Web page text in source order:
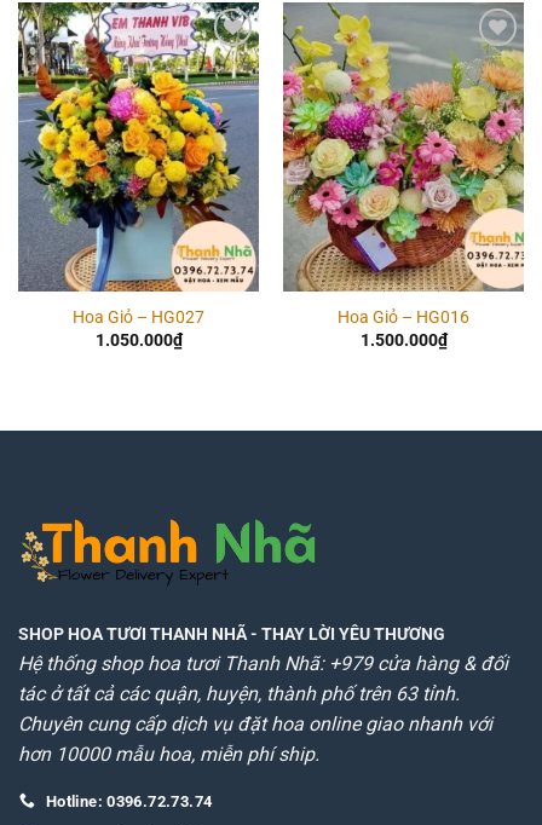
Add to
wishlist
Hoa Giỏ – HG027
1.050.000₫
Add to
wishlist
Hoa Giỏ – HG016
1.500.000₫
SHOP HOA TƯƠI THANH NHÃ- THAY LỜI YÊU THƯƠNG
Hệ thống shop hoa tươi Thanh Nhã: +979 cửa hàng & đối
tác ở tất cả các quận, huyện, thành phố trên 63 tỉnh.
Chuyên cung cấp dịch vụ đặt hoa online giao nhanh với
hơn 10000 mẫu hoa, miễn phí ship.
Hotline: 0396.72.73.74